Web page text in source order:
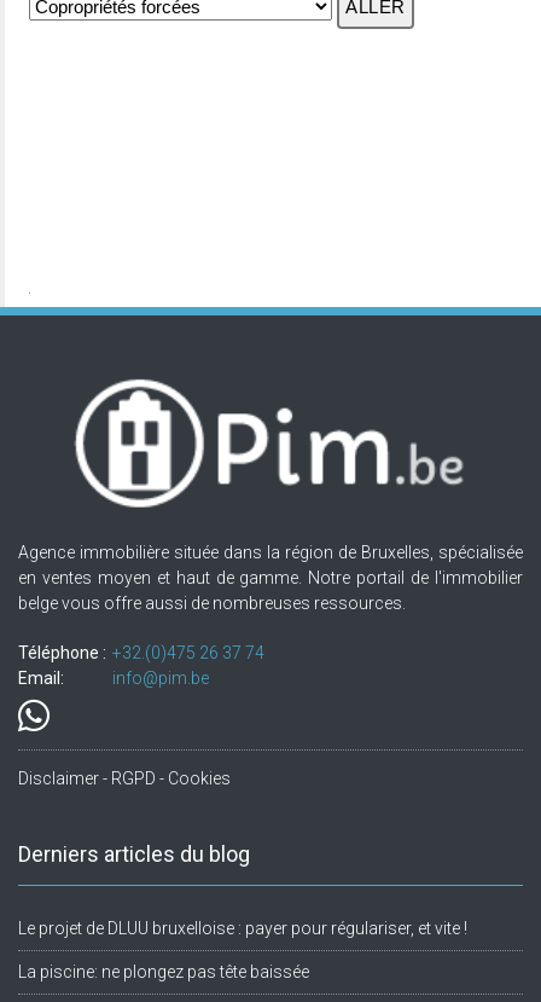
Agence immobilière située dans la région de Bruxelles, spécialisée
en ventes moyen et haut de gamme. Notre portail de l'immobilier
belge vous offre aussi de nombreuses ressources.
Téléphone : +32.(0)475 26 37 74
Email:
info@pim.be
Disclaimer - RGPD - Cookies
Derniers articles du blog
Le projet de DLUU bruxelloise : payer pour régulariser, et vite !
La piscine: ne plongez pas tête baissée